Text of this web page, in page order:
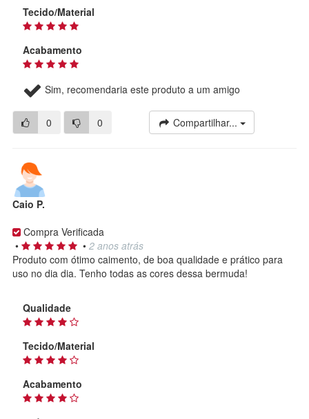
Tecido/Material
Acabamento
Sim, recomendaria este produto a um amigo
0 0 Compartilhar...
Caio P.
Compra Verificada
•
• 2 anos atrás
Produto com ótimo caimento, de boa qualidade e prático para
uso no dia dia. Tenho todas as cores dessa bermuda!
Qualidade
Tecido/Material
Acabamento